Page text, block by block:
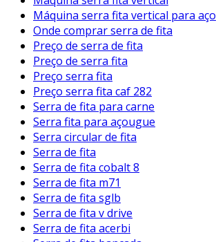
Máquina serra fita vertical para aço
Onde comprar serra de fita
Preço de serra de fita
Preço de serra fita
Preço serra fita
Preço serra fita caf 282
Serra de fita para carne
Serra fita para açougue
Serra circular de fita
Serra de fita
Serra de fita cobalt 8
Serra de fita m71
Serra de fita sglb
Serra de fita v drive
Serra de fita acerbi